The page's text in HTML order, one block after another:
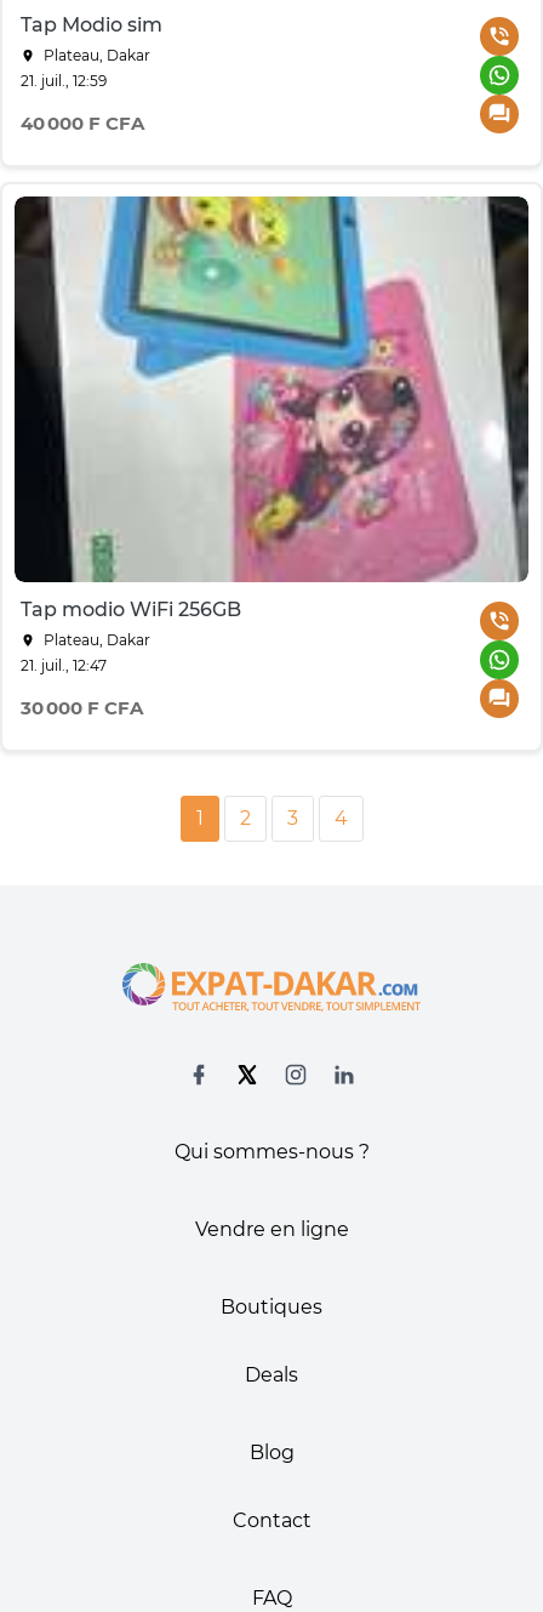
Tap Modio sim
Plateau, Dakar
21. juil., 12:59
40 000 F CFA
Tap modio WiFi 256GB
Plateau, Dakar
21. juil., 12:47
30 000 F CFA
1 2 3 4
Qui sommes-nous ?
Vendre en ligne
Boutiques
Deals
Blog
Contact
FAQ